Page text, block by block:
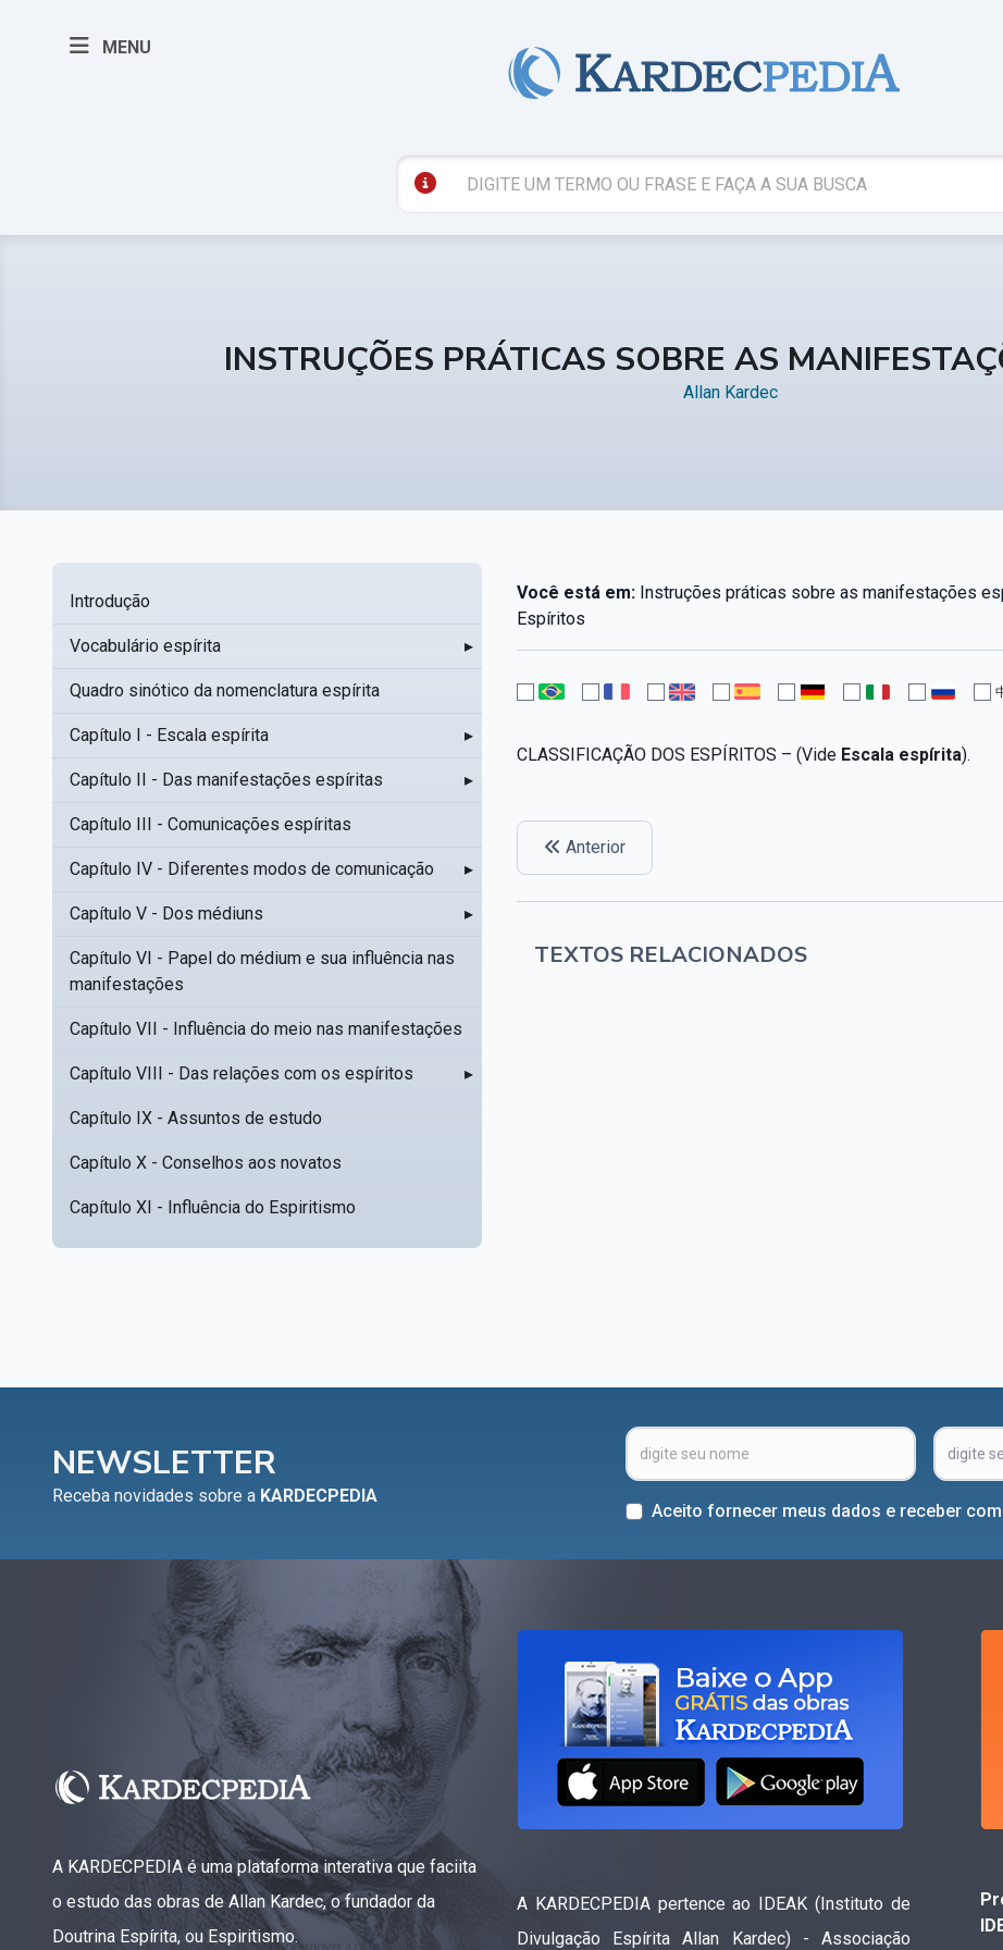
MENU
INSTRUÇÕES PRÁTICAS SOBRE AS
Allan Kardec
Introdução
Vocabulário espírita ▸
Quadro sinótico da nomenclatura espírita
Capítulo I - Escala espírita ▸
Capítulo II - Das manifestações espíritas ▸
Capítulo III - Comunicações espíritas
Capítulo IV - Diferentes modos de comunicação ▸
Capítulo V - Dos médiuns ▸
Capítulo VI - Papel do médium e sua influência nas
manifestações
Capítulo VII - Influência do meio nas manifestações
Capítulo VIII - Das relações com os espíritos ▸
Capítulo IX - Assuntos de estudo
Capítulo X - Conselhos aos novatos
Capítulo XI - Influência do Espiritismo
Você está em:Instruções práticas sobre as manifestações
Espíritos
CLASSIFICAÇÃO DOS ESPÍRITOS – (Vide Escala espírita).
Anterior
TEXTOS RELACIONADOS
NEWSLETTER
Receba novidades sobre a KARDECPEDIA
Aceito fornecer meus dados e receber
A KARDECPEDIA é uma plataforma interativa que faciita
o estudo das obras de Allan Kardec, o fundador da
Doutrina Espírita, ou Espiritismo.
A KARDECPEDIA pertence ao IDEAK (Instituto de
Divulgação Espírita Allan Kardec) - Associação